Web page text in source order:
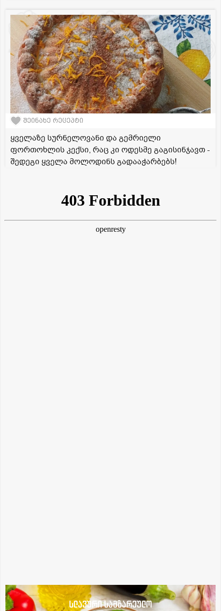
შეინახე რეცეპტი
ყველაზე სურნელოვანი და გემრიელი
ფორთოხლის კექსი, რაც კი ოდესმე გაგისინჯავთ -
შედეგი ყველა მოლოდინს გადააჭარბებს!
სლავური სამზარეულო